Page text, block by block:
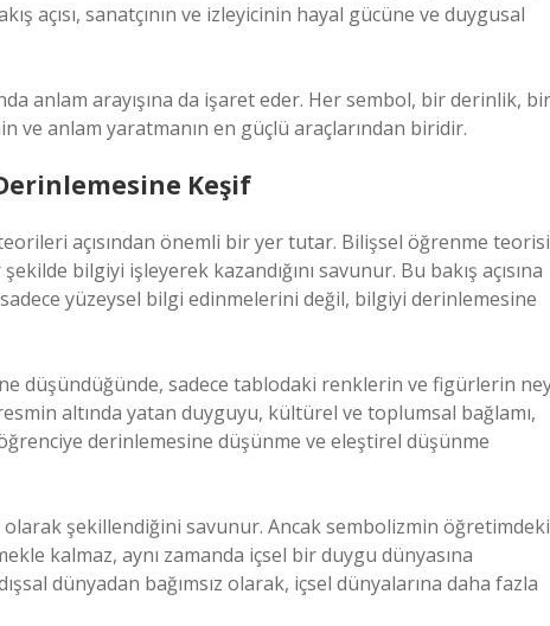
açısı, sanatçının ve izleyicinin hayal gücüne ve duygusal
anlam arayışına da işaret eder. Her sembol, bir derinlik, bir
ve anlam yaratmanın en güçlü araçlarından biridir.
Keşif
açısından önemli bir yer tutar. Bilişsel öğrenme
bilgiyi işleyerek kazandığını savunur. Bu bakış açısına
yüzeysel bilgi edinmelerini değil, bilgiyi derinlemesine
düşündüğünde, sadece tablodaki renklerin ve figürlerin
altında yatan duyguyu, kültürel ve toplumsal bağlamı,
öğrenciye derinlemesine düşünme ve eleştirel düşünme
olarak şekillendiğini savunur. Ancak sembolizmin öğretimdeki
kalmaz, aynı zamanda içsel bir duygu dünyasına
dünyadan bağımsız olarak, içsel dünyalarına daha fazla